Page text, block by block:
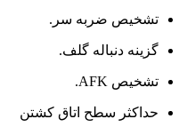
تشخیص ضربه سر.
گزینه دنباله گلف.
تشخیص AFK.
حداکثر سطح اتاق کشتن